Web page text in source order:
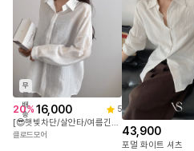
무
료
배
송
20% 16,000 5
[😎햇빛차단/살안타/여름긴팔셔츠/시스루남방/여리핏/데일리템] 여리 시스루 썸머 남방 4color
클로드모어 43,900
포멀 화이트 셔츠